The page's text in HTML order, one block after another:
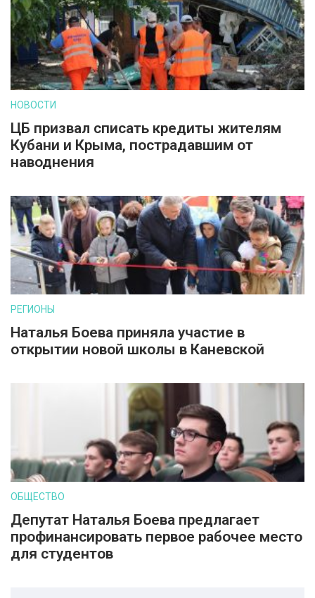
НОВОСТИ
ЦБ призвал списать кредиты жителям
Кубани и Крыма, пострадавшим от
наводнения
РЕГИОНЫ
Наталья Боева приняла участие в
открытии новой школы в Каневской
ОБЩЕСТВО
Депутат Наталья Боева предлагает
профинансировать первое рабочее место
для студентов